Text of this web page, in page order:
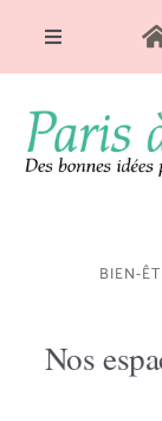
Toggle
Navigation
Sorties &
BIEN-
Nos